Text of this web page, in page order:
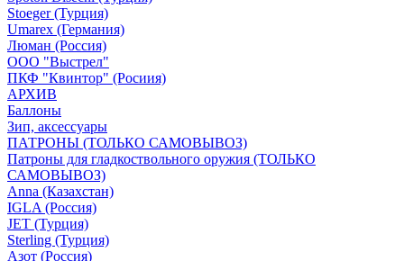
Stoeger (Турция)
Umarex (Германия)
Люман (Россия)
ООО "Выстрел"
ПКФ "Квинтор" (Росиия)
АРХИВ
Баллоны
Зип, аксессуары
ПАТРОНЫ (ТОЛЬКО САМОВЫВОЗ)
Патроны для гладкоствольного оружия (ТОЛЬКО
САМОВЫВОЗ)
Anna (Казахстан)
IGLA (Россия)
JET (Турция)
Sterling (Турция)
Азот (Россия)